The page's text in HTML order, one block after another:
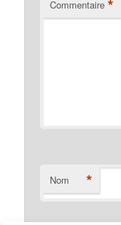
Commentaire *
Nom *